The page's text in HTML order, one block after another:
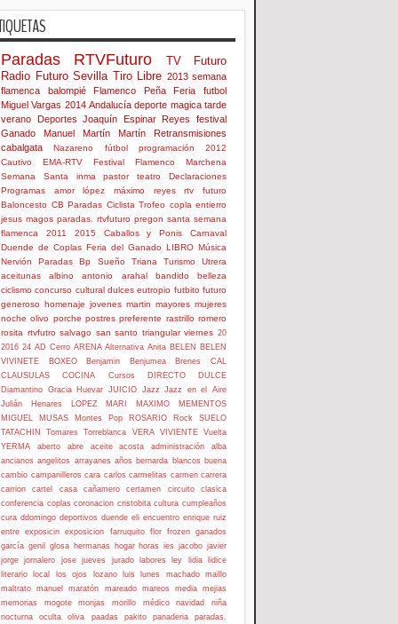
Paradas RTVFuturo
TV Futuro
Radio Futuro Sevilla Tiro Libre 2013 semana
flamenca
balompié Flamenco Peña Feria
futbol
Miguel Vargas 2014 Andalucía deporte magica tarde
verano Deportes Joaquín Espinar Reyes
festival
Ganado
Manuel Martín Martín
Retransmisiones
cabalgata
Nazareno fútbol programación
2012
Cautivo
EMA-RTV Festival Flamenco
Marchena
Semana Santa
inma pastor teatro
Declaraciones
Programas
amor lópez máximo reyes
rtv futuro
Baloncesto CB Paradas Ciclista Trofeo copla entierro
jesus magos paradas. rtvfuturo pregon santa semana
flamenca
2011 2015 Caballos y Ponis
Carnaval
Duende de Coplas Feria del Ganado LIBRO Música
Nervión
Paradas Bp Sueño Triana Turismo
Utrera
aceitunas
albino antonio arahal bandido
belleza
ciclismo concurso cultural dulces eutropio futbito futuro
generoso homenaje jovenes martin mayores mujeres
noche olivo porche postres preferente rastrillo romero
rosita rtvfutro salvago san santo triangular viernes 20
2016 24 AD Cerro ARENA Alternativa Anita BELEN
BELEN
VIVINETE
BOXEO Benjamin Benjumea Brenes
CAL
CLAUSULAS
COCINA Cursos DIRECTO
DULCE
Diamantino Gracia Huevar JUICIO Jazz
Jazz en el Aire
Julián Henares
LOPEZ MARI MAXIMO
MEMENTOS
MIGUEL
MUSAS Montes Pop ROSARIO Rock
SUELO
TATACHIN
Tomares Torreblanca VERA VIVIENTE
Vuelta
YERMA
aberto abre aceite acosta administración
alba
ancianos angelitos arrayanes años bernarda blancos buena
cambio campanilleros cara carlos carmelitas carmen carrera
carrion
cartel casa cañamero certamen circuito
clasica
conferencia coplas coronacion cristobita cultura cumpleaños
cura ddomingo deportivos duende eli encuentro enrique ruiz
entre
exposicin exposicion farruquito flor frozen
ganados
garcía genil glosa hermanas hogar horas ies jacobo javier
jorge
jornalero jose jueves jurado labores ley lidia
lidice
literario
local los ojos lozano luis lunes machado
maillo
maltrato
manuel maratón mareado mareos media
mejias
memorias
mogote monjas morillo médico navidad
niña
nocturna
oculta oliva paadas pakito panaderia paradas.